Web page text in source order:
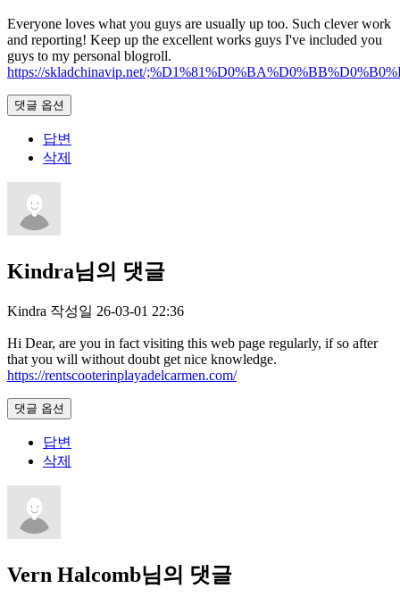
Everyone loves what you guys are usually up too. Such clever work
and reporting! Keep up the excellent works guys I've included you
guys to my personal blogroll.
https://skladchinavip.net/
댓글 옵션
답변
삭제
Kindra님의 댓글
Kindra 작성일 26-03-01 22:36
Hi Dear, are you in fact visiting this web page regularly, if so after
that you will without doubt get nice knowledge.
https://rentscooterinplayadelcarmen.com/
댓글 옵션
답변
삭제
Vern Halcomb님의 댓글